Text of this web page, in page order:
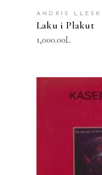
ANDRIS
Laku i Plakut
1,000.00L